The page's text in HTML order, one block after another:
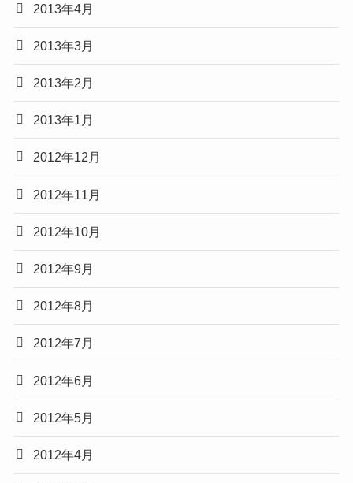
2013年4月
2013年3月
2013年2月
2013年1月
2012年12月
2012年11月
2012年10月
2012年9月
2012年8月
2012年7月
2012年6月
2012年5月
2012年4月